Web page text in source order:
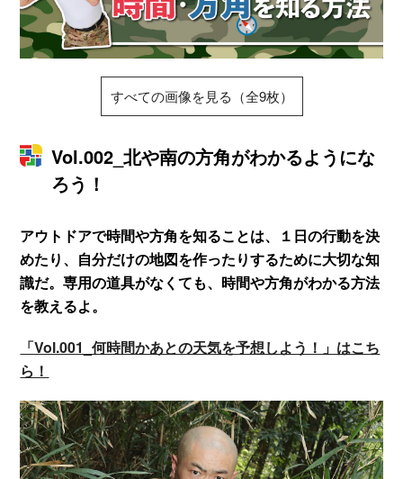
すべての画像を見る（全9枚）
Vol.002_北や南の方角がわかるようにな
ろう！
アウトドアで時間や方角を知ることは、１日の行動を決
めたり、自分だけの地図を作ったりするために大切な知
識だ。専用の道具がなくても、時間や方角がわかる方法
を教えるよ。
「Vol.001_何時間かあとの天気を予想しよう！」はこち
ら！